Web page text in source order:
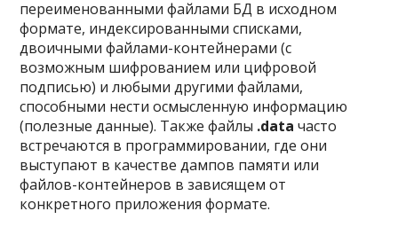
переименованными файлами БД в исходном
формате, индексированными списками,
двоичными файлами-контейнерами (с
возможным шифрованием или цифровой
подписью) и любыми другими файлами,
способными нести осмысленную информацию
(полезные данные). Также файлы .data часто
встречаются в программировании, где они
выступают в качестве дампов памяти или
файлов-контейнеров в зависящем от
конкретного приложения формате.